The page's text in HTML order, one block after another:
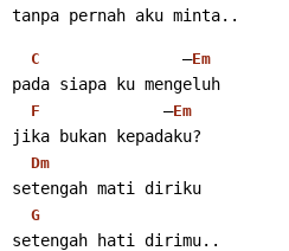
tanpa pernah aku minta..
C
               –
Em
pada siapa ku mengeluh
F
             –
Em
jika bukan kepadaku?
Dm
setengah mati diriku
G
setengah hati dirimu..